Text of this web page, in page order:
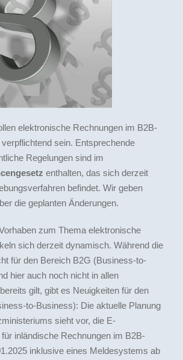
elektronische Rechnungen im B2B-
sein. Entsprechende
Regelungen sind im
enthalten, das sich derzeit
befindet. Wir geben
die geplanten Änderungen.
zum Thema elektronische
sich derzeit dynamisch. Während die
für den Bereich B2G (Business-to-
hier auch noch nicht in allen
gilt, gibt es Neuigkeiten für den
to-Business): Die aktuelle Planung
sieht vor, die E-
inländische Rechnungen im B2B-
inklusive eines Meldesystems ab